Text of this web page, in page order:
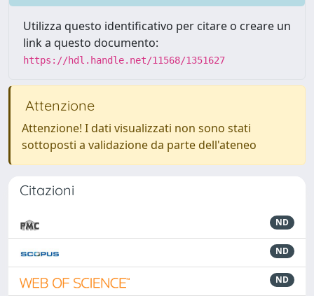
Utilizza questo identificativo per citare o creare un
link a questo documento:
https://hdl.handle.net/11568/1351627
Attenzione
Attenzione! I dati visualizzati non sono stati
sottoposti a validazione da parte dell'ateneo
Citazioni
ND
ND
ND